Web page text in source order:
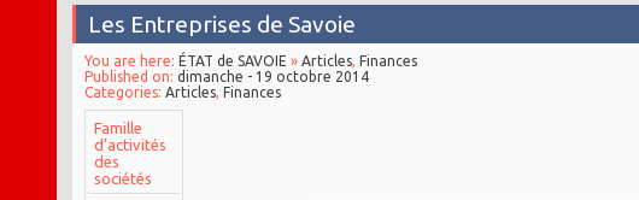
Les Entreprises de Savoie
You are here: ÉTAT de SAVOIE » Articles, Finances
Published on: dimanche - 19 octobre 2014
Categories: Articles, Finances
Famille
d’activités
des
sociétés